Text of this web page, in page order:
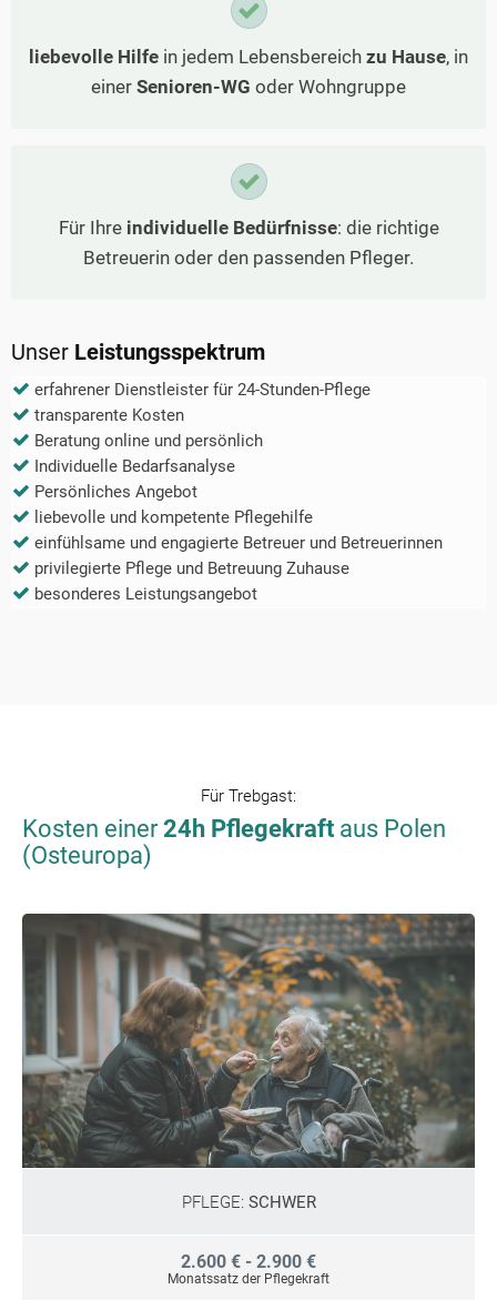
liebevolle Hilfe in jedem Lebensbereich zu Hause, in
einer Senioren-WG oder Wohngruppe
Für Ihre individuelle Bedürfnisse: die richtige
Betreuerin oder den passenden Pfleger.
Unser Leistungsspektrum
erfahrener Dienstleister für 24-Stunden-Pflege
transparente Kosten
Beratung online und persönlich
Individuelle Bedarfsanalyse
Persönliches Angebot
liebevolle und kompetente Pflegehilfe
einfühlsame und engagierte Betreuer und Betreuerinnen
privilegierte Pflege und Betreuung Zuhause
besonderes Leistungsangebot
Für Trebgast:
Kosten einer24h Pflegekraft aus Polen
(Osteuropa)
PFLEGE: SCHWER
2.600 € - 2.900 €
Monatssatz der Pflegekraft